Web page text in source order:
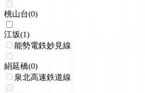
桃山台(0)
江坂(1)
能勢電鉄妙見線
絹延橋(0)
泉北高速鉄道線